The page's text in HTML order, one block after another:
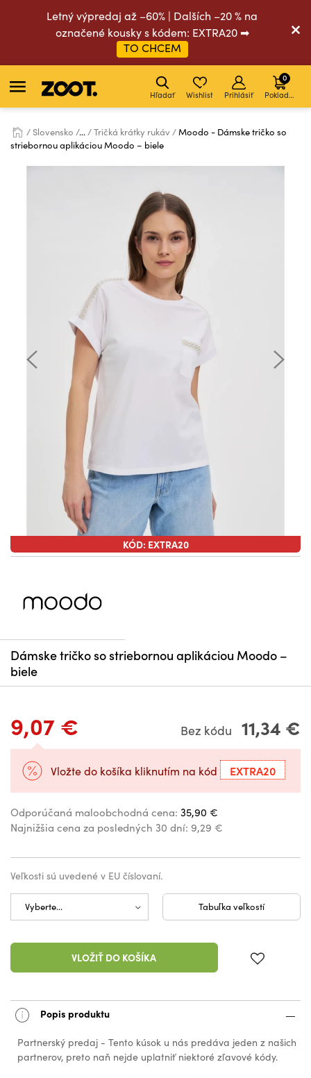
Letný výpredaj až –60% | Dalších –20 % na
označené kousky s kódem: EXTRA20 ➡
TO CHCEM
Hľadať Wishlist Prihlásiť Pokladňa
0
Slovensko ... Tričká krátky rukáv
Moodo - Dámske tričko so
striebornou aplikáciou Moodo – biele
KÓD: EXTRA20
Dámske tričko so striebornou aplikáciou Moodo –
biele
9,07 € Bez kódu 11,34 €
Vložte do košíka kliknutím na kód EXTRA20
Odporúčaná maloobchodná cena: 35,90 €
Najnižšia cena za posledných 30 dní: 9,29 €
Veľkosti sú uvedené v EU číslovaní.
Tabuľka veľkostí
VLOŽIŤ DO KOŠÍKA
Popis produktu
Partnerský predaj - Tento kúsok u nás predáva jeden z našich
partnerov, preto naň nejde uplatniť niektoré zľavové kódy.